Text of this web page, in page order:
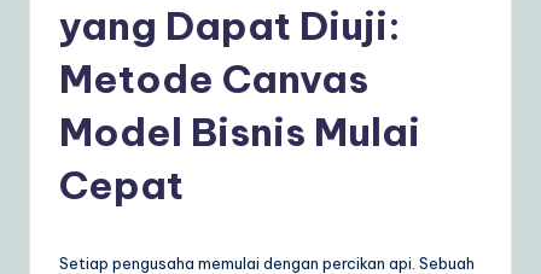
In
yang Dapat Diuji:
Metode Canvas
Model Bisnis Mulai
Cepat
Setiap pengusaha memulai dengan percikan api. Sebuah